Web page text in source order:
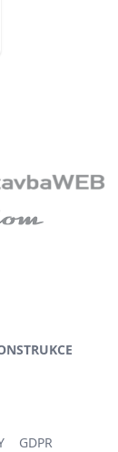
GDPR